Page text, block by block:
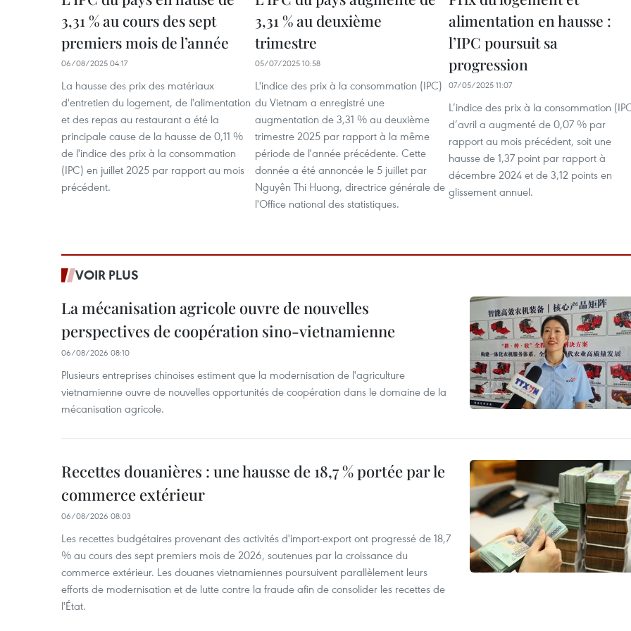
3,31 % au cours des sept
premiers mois de l’année
06/08/2025 04:17
La hausse des prix des matériaux
d'entretien du logement, de l'alimentation
et des repas au restaurant a été la
principale cause de la hausse de 0,11 %
de l'indice des prix à la consommation
(IPC) en juillet 2025 par rapport au mois
précédent.
3,31 % au deuxième
trimestre
05/07/2025 10:58
L'indice des prix à la consommation (IPC)
du Vietnam a enregistré une
augmentation de 3,31 % au deuxième
trimestre 2025 par rapport à la même
période de l'année précédente. Cette
donnée a été annoncée le 5 juillet par
Nguyên Thi Huong, directrice générale de
l'Office national des statistiques.
alimentation en hausse :
l’IPC poursuit sa
progression
07/05/2025 11:07
L’indice des prix à la consommation
d’avril a augmenté de 0,07 % par
rapport au mois précédent, soit une
hausse de 1,37 point par rapport à
décembre 2024 et de 3,12 points en
glissement annuel.
VOIR PLUS
La mécanisation agricole ouvre de nouvelles
perspectives de coopération sino-vietnamienne
06/08/2026 08:10
Plusieurs entreprises chinoises estiment que la modernisation de l'agriculture
vietnamienne ouvre de nouvelles opportunités de coopération dans le domaine de la
mécanisation agricole.
Recettes douanières : une hausse de 18,7 % portée par le
commerce extérieur
06/08/2026 08:03
Les recettes budgétaires provenant des activités d'import-export ont progressé de 18,7
% au cours des sept premiers mois de 2026, soutenues par la croissance du
commerce extérieur. Les douanes vietnamiennes poursuivent parallèlement leurs
efforts de modernisation et de lutte contre la fraude afin de consolider les recettes de
l'État.